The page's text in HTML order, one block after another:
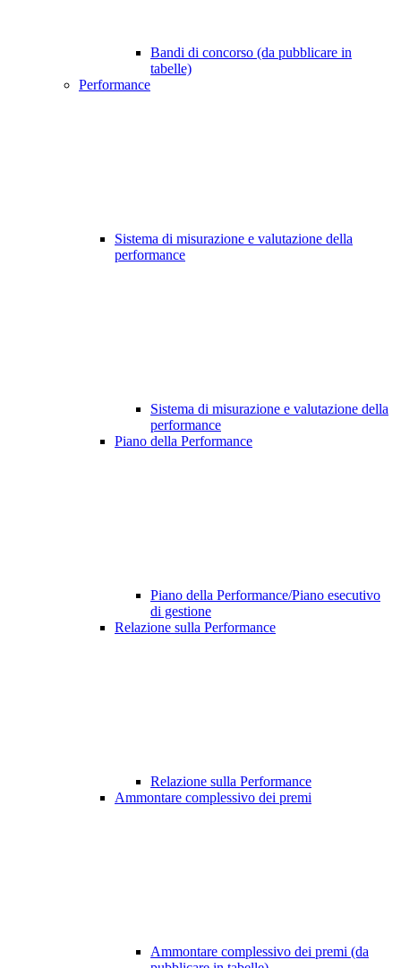
Bandi di concorso (da pubblicare in
tabelle)
Performance
Sistema di misurazione e valutazione della
performance
Sistema di misurazione e valutazione della
performance
Piano della Performance
Piano della Performance/Piano esecutivo
di gestione
Relazione sulla Performance
Relazione sulla Performance
Ammontare complessivo dei premi
Ammontare complessivo dei premi (da